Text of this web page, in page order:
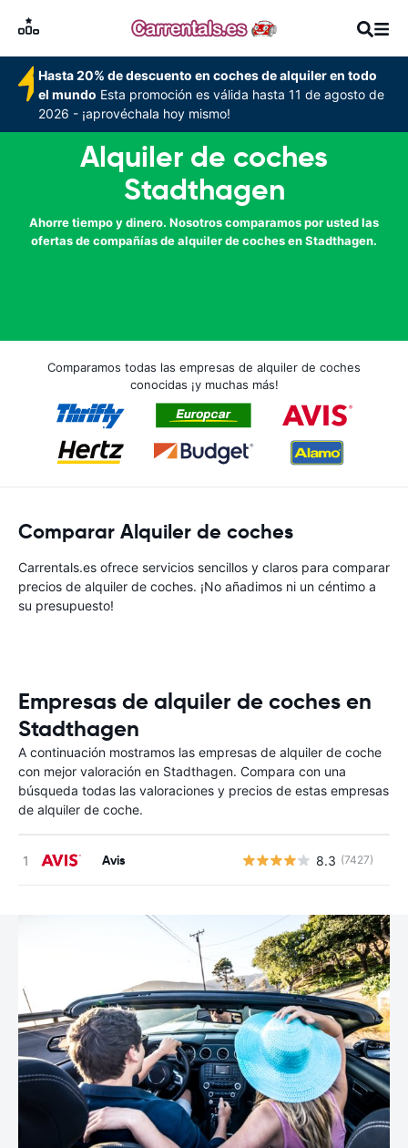
Hasta 20% de descuento en coches de alquiler en todo
el mundo Esta promoción es válida hasta 11 de agosto de
2026 - ¡aprovéchala hoy mismo!
Alquiler de coches
Stadthagen
Ahorre tiempo y dinero. Nosotros comparamos por usted las
ofertas de compañías de alquiler de coches en Stadthagen.
Comparamos todas las empresas de alquiler de coches
conocidas ¡y muchas más!
Comparar Alquiler de coches
Carrentals.es ofrece servicios sencillos y claros para comparar
precios de alquiler de coches. ¡No añadimos ni un céntimo a
su presupuesto!
Empresas de alquiler de coches en
Stadthagen
A continuación mostramos las empresas de alquiler de coche
con mejor valoración en Stadthagen. Compara con una
búsqueda todas las valoraciones y precios de estas empresas
de alquiler de coche.
Avis 8.3 (7427)